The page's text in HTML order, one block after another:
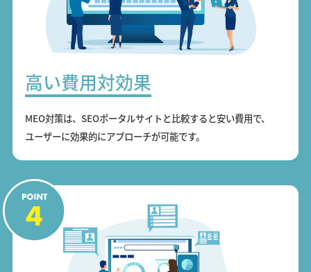
高い費用対効果
MEO対策は、SEOポータルサイトと比較すると安い費用で、
ユーザーに効果的にアプローチが可能です。